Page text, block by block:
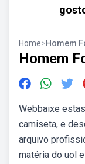
Home>Homem
Homem
Webbaixe
camiseta, e
arquivo
matéria do uol